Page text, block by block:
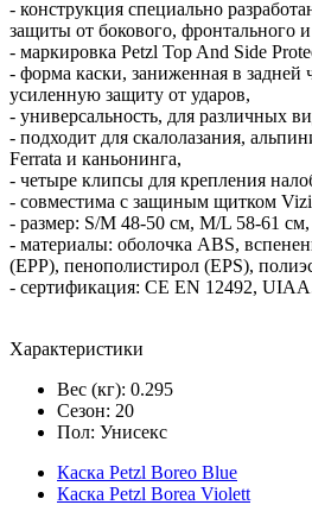
- конструкция специально
защиты от бокового, фронтального и
- маркировка Petzl Top And Side
- форма каски, заниженная в задней
усиленную защиту от ударов,
- универсальность, для различных
- подходит для скалолазания,
Ferrata и каньонинга,
- четыре клипсы для крепления
- совместима с защиным щитком
- размер: S/M 48-50 см, M/L 58-61 см,
- материалы: оболочка ABS,
(EPP), пенополистирол (EPS),
- сертификация: CE EN 12492,
Характеристики
Вес (кг): 0.295
Сезон: 20
Пол: Унисекс
Каска Petzl Boreo Blue
Каска Petzl Boreа Violett